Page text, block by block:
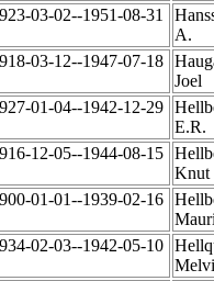
03-02--1951-08-31
A.
03-12--1947-07-18
Joel
01-04--1942-12-29
E.R.
12-05--1944-08-15
Knut
01-01--1939-02-16
02-03--1942-05-10